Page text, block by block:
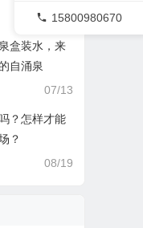
02/25
盒装水，来
自涌泉
07/13
？怎样才能
？
08/19
15800980670